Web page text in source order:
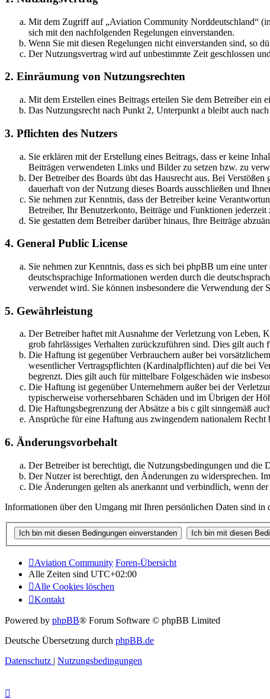
Mit dem Zugriff auf „Aviation Community Norddeutschland“
sich mit den nachfolgenden Regelungen einverstanden.
Wenn Sie mit diesen Regelungen nicht einverstanden sind, so
Der Nutzungsvertrag wird auf unbestimmte Zeit geschlossen
2. Einräumung von Nutzungsrechten
Mit dem Erstellen eines Beitrags erteilen Sie dem Betreiber ein
Das Nutzungsrecht nach Punkt 2, Unterpunkt a bleibt auch
3. Pflichten des Nutzers
Sie erklären mit der Erstellung eines Beitrags, dass er keine
Beiträgen verwendeten Links und Bilder zu setzen bzw. zu
Der Betreiber des Boards übt das Hausrecht aus. Bei
dauerhaft von der Nutzung dieses Boards ausschließen und
Sie nehmen zur Kenntnis, dass der Betreiber keine
Betreiber, Ihr Benutzerkonto, Beiträge und Funktionen jederzeit
Sie gestatten dem Betreiber darüber hinaus, Ihre Beiträge
4. General Public License
Sie nehmen zur Kenntnis, dass es sich bei phpBB um eine unter
deutschsprachige Informationen werden durch die
verwendet wird. Sie können insbesondere die Verwendung der
5. Gewährleistung
Der Betreiber haftet mit Ausnahme der Verletzung von Leben,
grob fahrlässiges Verhalten zurückzuführen sind. Dies gilt
Die Haftung ist gegenüber Verbrauchern außer bei
wesentlicher Vertragspflichten (Kardinalpflichten) auf die bei
begrenzt. Dies gilt auch für mittelbare Folgeschäden wie
Die Haftung ist gegenüber Unternehmern außer bei der
typischerweise vorhersehbaren Schäden und im Übrigen der
Die Haftungsbegrenzung der Absätze a bis c gilt sinngemäß
Ansprüche für eine Haftung aus zwingendem nationalem Recht
6. Änderungsvorbehalt
Der Betreiber ist berechtigt, die Nutzungsbedingungen und
Der Nutzer ist berechtigt, den Änderungen zu widersprechen.
Die Änderungen gelten als anerkannt und verbindlich, wenn
Informationen über den Umgang mit Ihren persönlichen Daten sind in
Aviation Community Foren-Übersicht
Alle Zeiten sind UTC+02:00
Alle Cookies löschen
Kontakt
Powered by phpBB® Forum Software © phpBB Limited
Deutsche Übersetzung durch phpBB.de
Datenschutz | Nutzungsbedingungen